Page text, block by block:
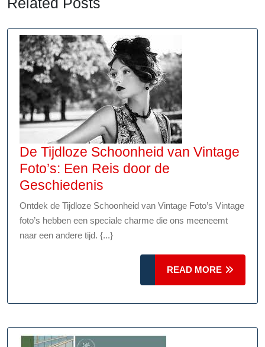
De Tijdloze Schoonheid van Vintage
Foto’s: Een Reis door de
Geschiedenis
Tijdloze
Schoonheid
van
Vintage
Reis
de
Ontdek de Tijdloze Schoonheid van Vintage Foto’s Vintage
foto’s hebben een speciale charme die ons meeneemt
naar een andere tijd. {...}
READ MORE
MORE